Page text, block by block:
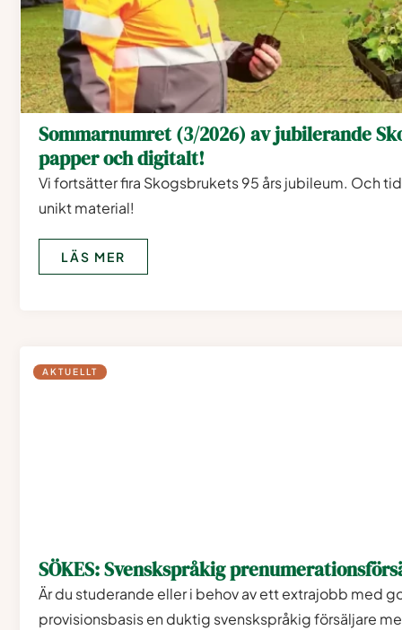
Sommarnumret (3/2026) av jubilerande
papper och digitalt!
Vi fortsätter fira Skogsbrukets 95 års jubileum. Och
unikt material!
LÄS MER
AKTUELLT
SÖKES: Svenskspråkig
Är du studerande eller i behov av ett extrajobb med
provisionsbasis en duktig svenskspråkig försäljare